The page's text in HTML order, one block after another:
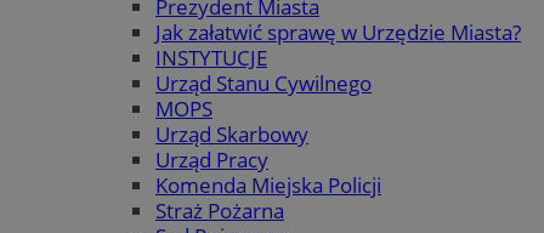
Prezydent Miasta
Jak załatwić sprawę w Urzędzie Miasta?
INSTYTUCJE
Urząd Stanu Cywilnego
MOPS
Urząd Skarbowy
Urząd Pracy
Komenda Miejska Policji
Straż Pożarna